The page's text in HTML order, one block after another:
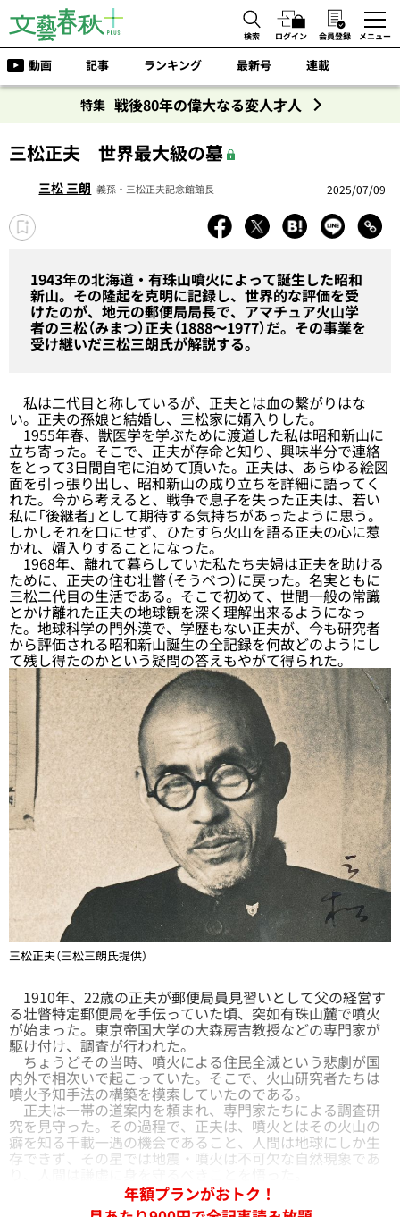
検索 ログイン 会員登録 メニュー
動画 記事 ランキング 最新号 連載
特集 戦後80年の偉大なる変人才人
三松正夫 世界最大級の墓
三松 三朗 義孫・三松正夫記念館館長 2025/07/09
1943年の北海道・有珠山噴火によって誕生した昭和
新山。その隆起を克明に記録し、世界的な評価を受
けたのが、地元の郵便局局長で、アマチュア火山学
者の三松（みまつ）正夫（1888〜1977）だ。その事業を
受け継いだ三松三朗氏が解説する。
私は二代目と称しているが、正夫とは血の繋がりはな
い。正夫の孫娘と結婚し、三松家に婿入りした。
1955年春、獣医学を学ぶために渡道した私は昭和新山に
立ち寄った。そこで、正夫が存命と知り、興味半分で連絡
をとって3日間自宅に泊めて頂いた。正夫は、あらゆる絵図
面を引っ張り出し、昭和新山の成り立ちを詳細に語ってく
れた。今から考えると、戦争で息子を失った正夫は、若い
私に「後継者」として期待する気持ちがあったように思う。
しかしそれを口にせず、ひたすら火山を語る正夫の心に惹
かれ、婿入りすることになった。
1968年、離れて暮らしていた私たち夫婦は正夫を助ける
ために、正夫の住む壮瞥（そうべつ）に戻った。名実ともに
三松二代目の生活である。そこで初めて、世間一般の常識
とかけ離れた正夫の地球観を深く理解出来るようになっ
た。地球科学の門外漢で、学歴もない正夫が、今も研究者
から評価される昭和新山誕生の全記録を何故どのようにし
て残し得たのかという疑問の答えもやがて得られた。
三松正夫（三松三朗氏提供）
1910年、22歳の正夫が郵便局員見習いとして父の経営す
る壮瞥特定郵便局を手伝っていた頃、突如有珠山麓で噴火
が始まった。東京帝国大学の大森房吉教授などの専門家が
駆け付け、調査が行われた。
ちょうどその当時、噴火による住民全滅という悲劇が国
内外で相次いで起こっていた。そこで、火山研究者たちは
噴火予知手法の構築を模索していたのである。
正夫は一帯の道案内を頼まれ、専門家たちによる調査研
究を見守った。その過程で、正夫は、噴火とはその火山の
癖を知る千載一遇の機会であること、人間は地球にしか生
存できず、その星では地震・噴火は不可欠な自然現象であ
年額プランがおトク！